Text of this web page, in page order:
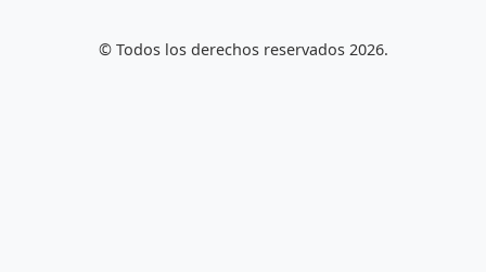
© Todos los derechos reservados 2026.